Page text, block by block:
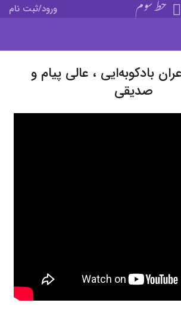
خط سوم ورود/ثبت نام
بادکوبه‌ایی ، عالی پیام و
صدیقی